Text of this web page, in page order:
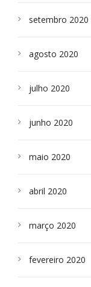
setembro 2020
agosto 2020
julho 2020
junho 2020
maio 2020
abril 2020
março 2020
fevereiro 2020